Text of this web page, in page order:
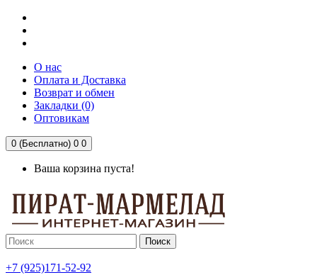
О нас
Оплата и Доставка
Возврат и обмен
Закладки (0)
Оптовикам
0 (Бесплатно) 0 0
Ваша корзина пуста!
Поиск
+7 (925)171-52-92